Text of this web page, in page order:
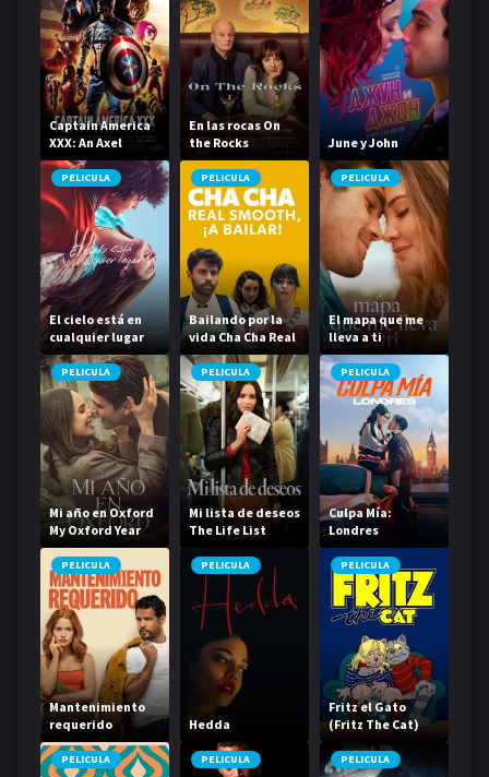
Captain America
XXX: An Axel
Braun Parody
En las rocas On
the Rocks
June y John
PELICULA
El cielo está en
cualquier lugar
PELICULA
Bailando por la
vida Cha Cha Real
Smooth
PELICULA
El mapa que me
lleva a ti
PELICULA
Mi año en Oxford
My Oxford Year
PELICULA
Mi lista de deseos
The Life List
PELICULA
Culpa Mía:
Londres
PELICULA
Mantenimiento
requerido
PELICULA
Hedda
PELICULA
Fritz el Gato
(Fritz The Cat)
PELICULA PELICULA PELICULA